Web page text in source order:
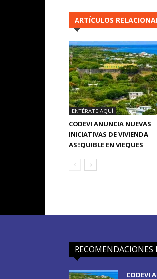
ARTÍCULOS
ENTÉRATE AQUÍ
CODEVI ANUNCIA NUEVAS
INICIATIVAS DE VIVIENDA
ASEQUIBLE EN VIEQUES
RECOMENDACIONES
CODEVI